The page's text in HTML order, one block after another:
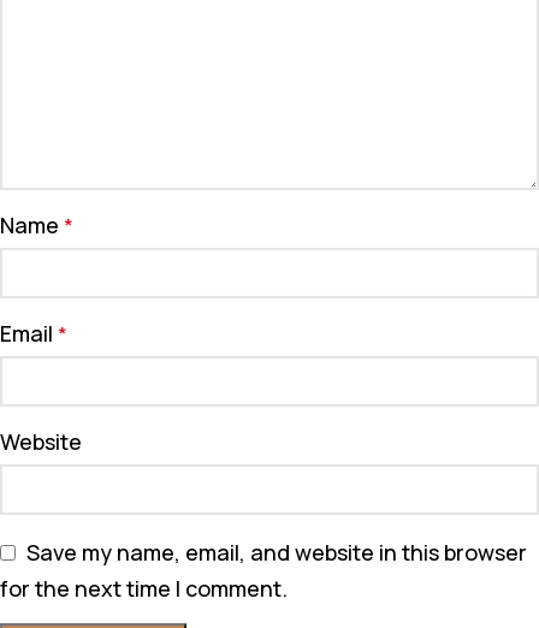
Name *
Email *
Website
Save my name, email, and website in this browser
for the next time I comment.